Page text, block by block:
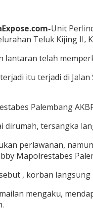
Unit
Teluk Kijing II,
lantaran telah
itu terjadi di
Palembang
dirumah, tersangka
perlawanan,
Mapolrestabes
, korban langsung
mengaku,